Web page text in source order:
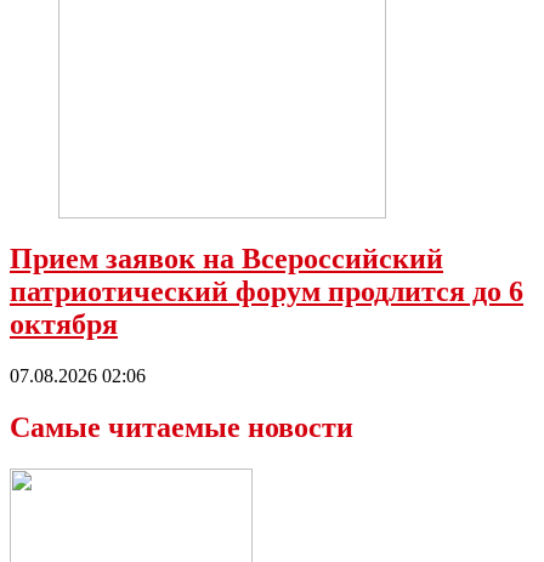
Прием заявок на Всероссийский
патриотический форум продлится до 6
октября
07.08.2026 02:06
Самые читаемые новости